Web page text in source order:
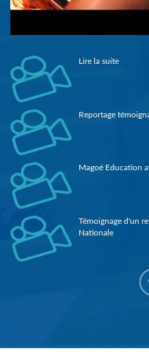
Lire la suite
Reportage
Magoé Education
Témoignage d'un
Nationale
3ème prix Orange